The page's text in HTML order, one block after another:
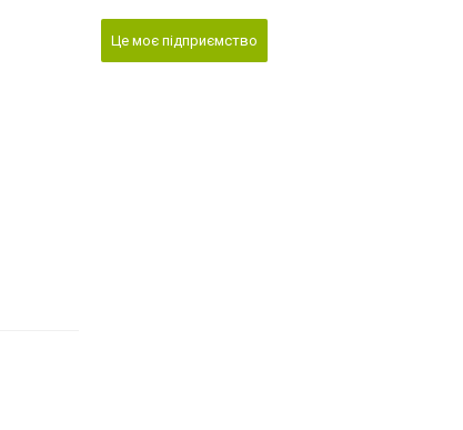
Це моє підприємство